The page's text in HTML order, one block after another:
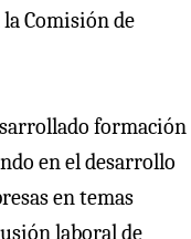
Comisión de
formación
en el desarrollo
en temas
laboral de